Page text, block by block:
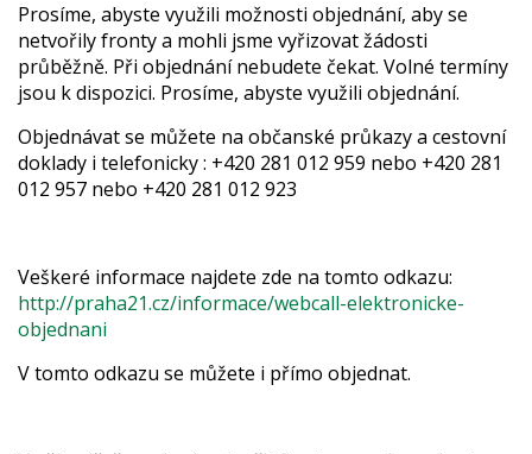
Prosíme, abyste využili možnosti objednání, aby se
netvořily fronty a mohli jsme vyřizovat žádosti
průběžně. Při objednání nebudete čekat. Volné termíny
jsou k dispozici. Prosíme, abyste využili objednání.
Objednávat se můžete na občanské průkazy a cestovní
doklady i telefonicky : +420 281 012 959 nebo +420 281
012 957 nebo +420 281 012 923
Veškeré informace najdete zde na tomto odkazu:
http://praha21.cz/informace/webcall-elektronicke-
objednani
V tomto odkazu se můžete i přímo objednat.